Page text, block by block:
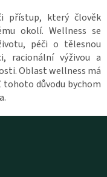
přístup, který člověk
okolí. Wellness se
péči o tělesnou
racionální výživou a
Oblast wellness má
důvodu bychom